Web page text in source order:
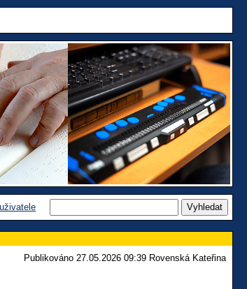
Publikováno 27.05.2026 09:39 Rovenská Kateřina